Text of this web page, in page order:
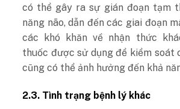
có thể gây ra sự gián đoạn tạm
năng não, dẫn đến các giai đoạn
các khó khăn về nhận thức
thuốc được sử dụng để kiểm soát
cũng có thể ảnh hưởng đến khả
2.3. Tình trạng bệnh lý khác